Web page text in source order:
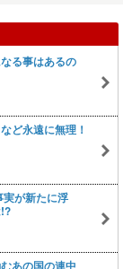
る事はあるの
ど永遠に無理！
が新たに浮